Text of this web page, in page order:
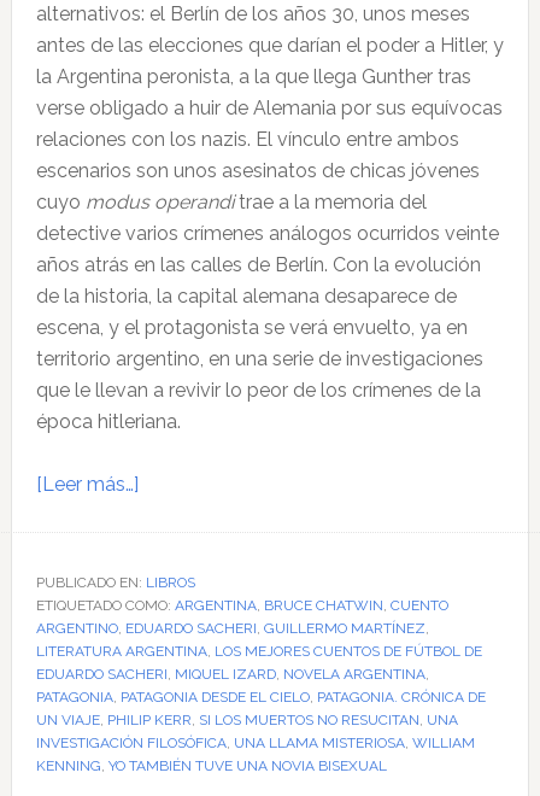
alternativos: el Berlín de los años 30, unos meses
antes de las elecciones que darían el poder a Hitler, y
la Argentina peronista, a la que llega Gunther tras
verse obligado a huir de Alemania por sus equívocas
relaciones con los nazis. El vínculo entre ambos
escenarios son unos asesinatos de chicas jóvenes
cuyo modus operanditrae a la memoria del
detective varios crímenes análogos ocurridos veinte
años atrás en las calles de Berlín. Con la evolución
de la historia, la capital alemana desaparece de
escena, y el protagonista se verá envuelto, ya en
territorio argentino, en una serie de investigaciones
que le llevan a revivir lo peor de los crímenes de la
época hitleriana.
[Leer más…]acerca
libros
y
librerías
(más
o
menos)
argentinos
PUBLICADO EN: LIBROS
ETIQUETADO COMO: ARGENTINA, BRUCE CHATWIN CUENTO
ARGENTINO, EDUARDO SACHERI GUILLERMO MARTÍNEZ
LITERATURA ARGENTINA, LOS MEJORES CUENTOS DE FÚTBOL DE
EDUARDO SACHERI MIQUEL IZARD, NOVELA ARGENTINA,
PATAGONIA, PATAGONIA DESDE EL CIELO, PATAGONIA. CRÓNICA DE
UN VIAJE, PHILIP KERR SI LOS MUERTOS NO RESUCITAN UNA
INVESTIGACIÓN FILOSÓFICA, UNA LLAMA MISTERIOSA, WILLIAM
KENNING YO TAMBIÉN TUVE UNA NOVIA BISEXUAL